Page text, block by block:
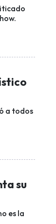
a todos
su
es la